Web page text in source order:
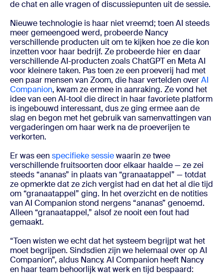
de chat en alle vragen of discussiepunten uit de sessie.
Nieuwe technologie is haar niet vreemd; toen AI steeds
meer gemeengoed werd, probeerde Nancy
verschillende producten uit om te kijken hoe ze die kon
inzetten voor haar bedrijf. Ze probeerde hier en daar
verschillende AI-producten zoals ChatGPT en Meta AI
voor kleinere taken. Pas toen ze een proeverij had met
een paar mensen van Zoom, die haar vertelden overAI
Companion, kwam ze ermee in aanraking. Ze vond het
idee van een AI-tool die direct in haar favoriete platform
is ingebouwd interessant, dus ze ging ermee aan de
slag en begon met het gebruik van samenvattingen van
vergaderingen om haar werk na de proeverijen te
verkorten.
Er was eenspecifieke sessiewaarin ze twee
verschillende fruitsoorten door elkaar haalde — ze zei
steeds “ananas” in plaats van “granaatappel” — totdat
ze opmerkte dat ze zich vergist had en dat het al die tijd
om “granaatappel” ging. In het overzicht en de notities
van AI Companion stond nergens “ananas” genoemd.
Alleen “granaatappel,” alsof ze nooit een fout had
gemaakt.
“Toen wisten we echt dat het systeem begrijpt wat het
moet begrijpen. Sindsdien zijn we helemaal over op AI
Companion”, aldus Nancy. AI Companion heeft Nancy
en haar team behoorlijk wat werk en tijd bespaard: